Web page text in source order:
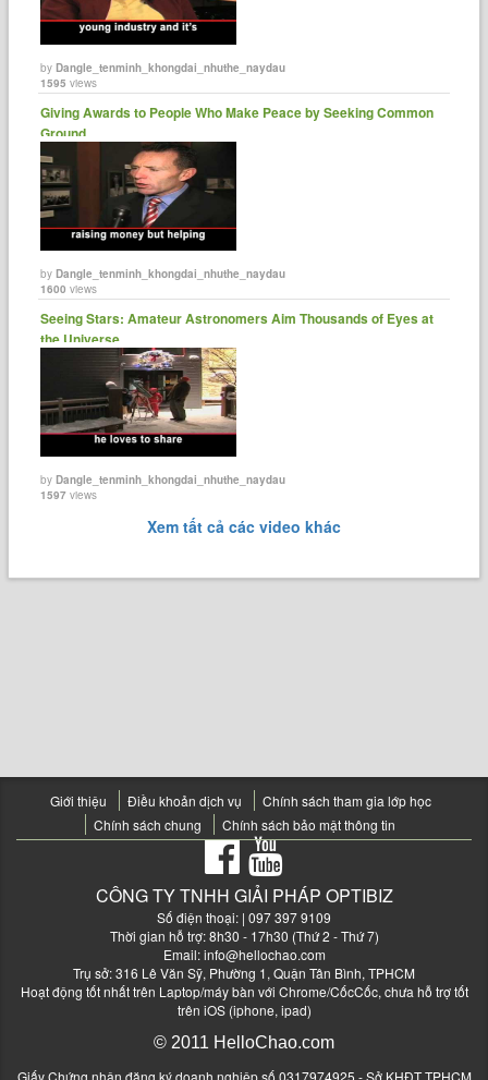
byDangle_tenminh_khongdai_nhuthe_naydau
1595 views
Giving Awards to People Who Make Peace by Seeking Common
Ground.
byDangle_tenminh_khongdai_nhuthe_naydau
1600 views
Seeing Stars: Amateur Astronomers Aim Thousands of Eyes at
the Universe
byDangle_tenminh_khongdai_nhuthe_naydau
1597 views
Xem tất cả các video khác
Giới thiệu Điều khoản dịch vụ
Chính sách tham gia lớp học
Chính sách chung
Chính sách bảo mật thông tin
CÔNG TY TNHH GIẢI PHÁP OPTIBIZ
Số điện thoại: | 097 397 9109
Thời gian hỗ trợ: 8h30 - 17h30 (Thứ 2 - Thứ 7)
Email:info@hellochao.com
Trụ sở: 316 Lê Văn Sỹ, Phường 1, Quận Tân Bình, TPHCM
Hoạt động tốt nhất trên Laptop/máy bàn với Chrome/CốcCốc, chưa hỗ trợ tốt
trên iOS (iphone, ipad)
© 2011 HelloChao.com
Giấy Chứng nhận đăng ký doanh nghiệp số 0317974925 - Sở KHĐT TPHCM